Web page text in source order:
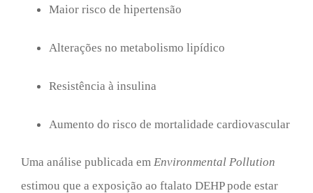
Maior risco de hipertensão
Alterações no metabolismo lipídico
Resistência à insulina
Aumento do risco de mortalidade cardiovascular
Uma análise publicada em Environmental Pollution
estimou que a exposição ao ftalato DEHP pode estar